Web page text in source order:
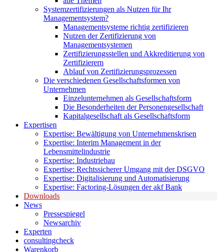
Systemzertifizierungen als Nutzen für Ihr
Managementsystem?
Managementsysteme richtig zertifizieren
Nutzen der Zertifizierung von
Managementsystemen
Zertifizierungsstellen und Akkreditierung von
Zertifizierern
Ablauf von Zertifizierungsprozessen
Die verschiedenen Gesellschaftsformen von
Unternehmen
Einzelunternehmen als Gesellschaftsform
Die Besonderheiten der Personengesellschaft
Kapitalgesellschaft als Gesellschaftsform
Expertisen
Expertise: Bewältigung von Unternehmenskrisen
Expertise: Interim Management in der
Lebensmittelindustrie
Expertise: Industriebau
Expertise: Rechtssicherer Umgang mit der DSGVO
Expertise: Digitalisierung und Automatisierung
Expertise: Factoring-Lösungen der akf Bank
Downloads
News
Pressespiegel
Newsarchiv
Experten
consultingcheck
Warenkorb